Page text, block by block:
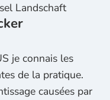
Landschaft
je connais les
de la pratique.
causées par